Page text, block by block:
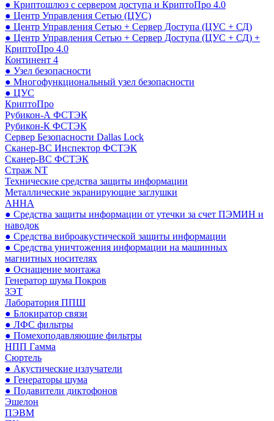
● Криптошлюз с сервером доступа и КриптоПро 4.0
● Центр Управления Сетью (ЦУС)
● Центр Управления Сетью + Сервер Доступа (ЦУС + СД)
● Центр Управления Сетью + Сервер Доступа (ЦУС + СД) +
КриптоПро 4.0
Континент 4
● Узел безопасности
● Многофункциональный узел безопасности
● ЦУС
КриптоПро
Рубикон-А ФСТЭК
Рубикон-К ФСТЭК
Сервер Безопасности Dallas Lock
Сканер-ВС Инспектор ФСТЭК
Сканер-ВС ФСТЭК
Страж NT
Технические средства защиты информации
Металлические экранирующие заглушки
АННА
● Средства защиты информации от утечки за счет ПЭМИН и
наводок
● Средства виброакустической защиты информации
● Средства уничтожения информации на машинных
магнитных носителях
● Оснащение монтажа
Генератор шума Покров
ЗЭТ
Лаборатория ППШ
● Блокиратор связи
● ЛФС фильтры
● Помехоподавляющие фильтры
НПП Гамма
Сюртель
● Акустические излучатели
● Генераторы шума
● Подавители диктофонов
Эшелон
ПЭВМ